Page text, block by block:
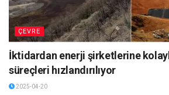
ÇEVRE
İktidardan enerji şirketlerine
süreçleri hızlandırılıyor
2025-04-20